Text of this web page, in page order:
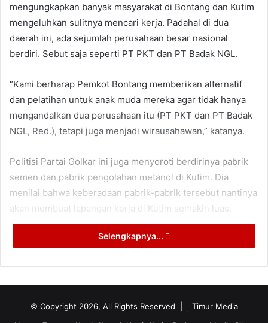
mengungkapkan banyak masyarakat di Bontang dan Kutim
mengeluhkan sulitnya mencari kerja. Padahal di dua
daerah ini, ada sejumlah perusahaan besar nasional
berdiri. Sebut saja seperti PT PKT dan PT Badak NGL.
“Kami berharap Pemkot Bontang memberikan alternatif
dan pelatihan untuk anak muda mereka agar tidak hanya
mengandalkan dua perusahaan itu (PT PKT dan PT Badak
NGL, Red.), tetapi juga menjadi wirausahawan,” katanya.
Politisi Partai Golkar ini juga menyoroti berdirinya pabrik
semen dan pabrik pengolahan metanol di Kutim. Dia
menilai bahwa keberadaan pabrik-pabrik tersebut nantinya
akan membuat lapangan kerja di Kutim semakin luas.
Kendati demikian, M. Udin mendorong agar perusahaan di
dampaknya dapat dirasakan masyarakat. “Jangan sampai
perusahaan justru merekrut merekrut banyak TKA,”
ujarnya.
Selengkapnya...
© Copyright 2026, All Rights Reserved |
Timur Media